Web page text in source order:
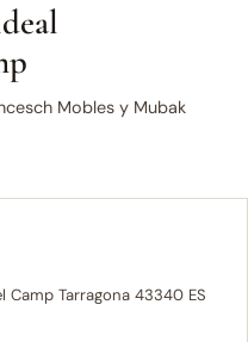
Mobles y Mubak
Tarragona 43340 ES